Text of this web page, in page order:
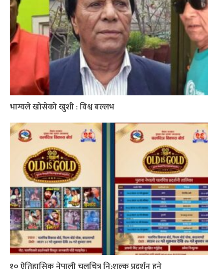
भाग्यले खोसेको खुशी : विश्व बल्लभ